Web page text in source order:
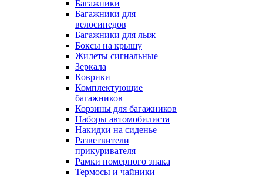
Багажники
Багажники для
велосипедов
Багажники для лыж
Боксы на крышу
Жилеты сигнальные
Зеркала
Коврики
Комплектующие
багажников
Корзины для багажников
Наборы автомобилиста
Накидки на сиденье
Разветвители
прикуривателя
Рамки номерного знака
Термосы и чайники